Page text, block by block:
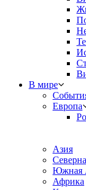
В мире
Европа
Азия
Южная
Африка